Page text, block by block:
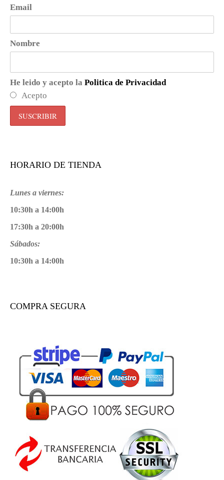
Email
Nombre
He leido y acepto la Politica de Privacidad
Acepto
HORARIO DE TIENDA
Lunes a viernes:
10:30h a 14:00h
17:30h a 20:00h
Sábados:
10:30h a 14:00h
COMPRA SEGURA